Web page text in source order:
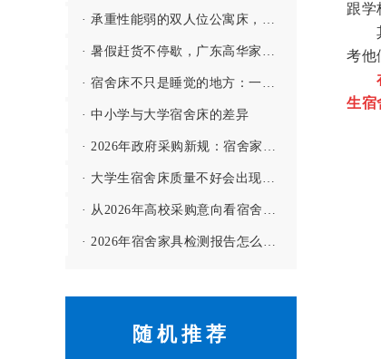
· 承重性能弱的双人位公寓床，哪敢用啊！
· 暑假赶货不停歇，广东高华家具有限公司全力保障学校宿舍家具供应
· 宿舍床不只是睡觉的地方：一间宿舍的舒适度，往往从一张床开始
· 中小学与大学宿舍床的差异
· 2026年政府采购新规：宿舍家具投标要注意哪些门槛？
· 大学生宿舍床质量不好会出现哪些问题？--【高华家具解答】
· 从2026年高校采购意向看宿舍家具的配置趋势
· 2026年宿舍家具检测报告怎么看？3个细节别忽略
随机推荐
跟学
其
考他
生宿